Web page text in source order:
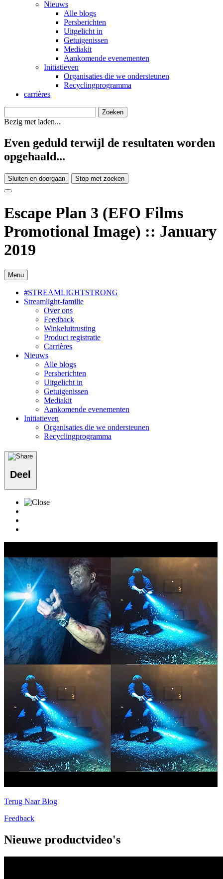
Nieuws
Alle blogs
Persberichten
Uitgelicht in
Getuigenissen
Mediakit
Aankomende evenementen
Initiatieven
Organisaties die we ondersteunen
Recyclingprogramma
carrières
Bezig met laden...
Even geduld terwijl de resultaten worden
opgehaald...
Sluiten en doorgaan Stop met zoeken
Escape Plan 3 (EFO Films
Promotional Image) :: January
2019
Menu
#STREAMLIGHTSTRONG
Streamlight-familie
Over ons
Feedback
Winkeluitrusting
Product registratie
Carrières
Nieuws
Alle blogs
Persberichten
Uitgelicht in
Getuigenissen
Mediakit
Aankomende evenementen
Initiatieven
Organisaties die we ondersteunen
Recyclingprogramma
Deel
Terug Naar Blog
Feedback
Nieuwe productvideo's